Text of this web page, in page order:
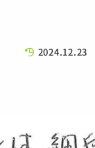
2024.12.23